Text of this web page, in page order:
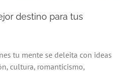
destino para tus
tu mente se deleita con ideas
cultura, romanticismo,